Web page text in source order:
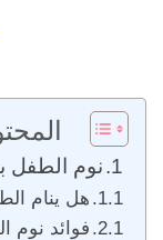
نوم الطفل
هل ينام
فوائد نوم